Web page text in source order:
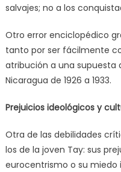
salvajes; no a los
Otro error enciclopédico
tanto por ser fácilmente
atribución a una supuesta
Nicaragua de 1926 a 1933.
Prejuicios ideológicos y
Otra de las debilidades
los de la joven Tay: sus
eurocentrismo o su